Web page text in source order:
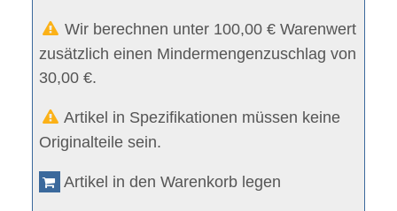
Wir berechnen unter 100,00 € Warenwert
zusätzlich einen Mindermengenzuschlag von
30,00 €.
Artikel in Spezifikationen müssen keine
Originalteile sein.
Artikel in den Warenkorb legen